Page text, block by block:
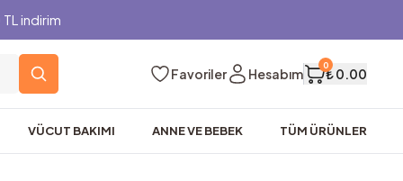
indirim
Favoriler Hesabım
0
₺ 0.00
VÜCUT BAKIMI ANNE VE BEBEK TÜM ÜRÜNLER